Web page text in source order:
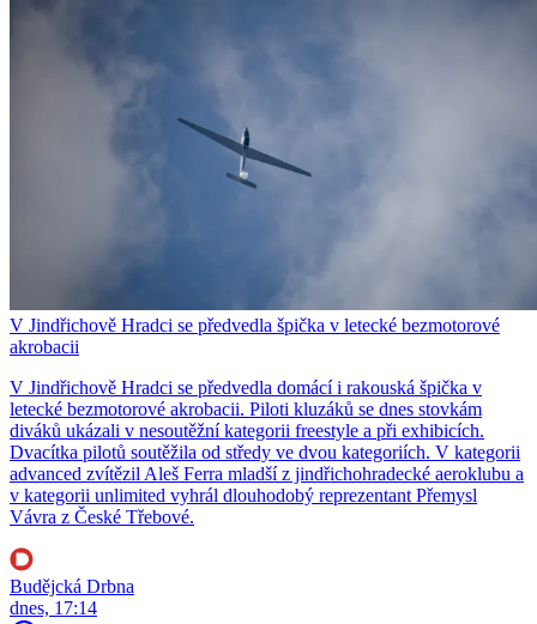
V Jindřichově Hradci se předvedla špička v letecké bezmotorové
akrobacii
V Jindřichově Hradci se předvedla domácí i rakouská špička v
letecké bezmotorové akrobacii. Piloti kluzáků se dnes stovkám
diváků ukázali v nesoutěžní kategorii freestyle a při exhibicích.
Dvacítka pilotů soutěžila od středy ve dvou kategoriích. V kategorii
advanced zvítězil Aleš Ferra mladší z jindřichohradecké aeroklubu a
v kategorii unlimited vyhrál dlouhodobý reprezentant Přemysl
Vávra z České Třebové.
Budějcká Drbna
dnes, 17:14